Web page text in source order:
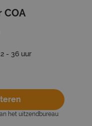
- 36 uur
het uitzendbureau